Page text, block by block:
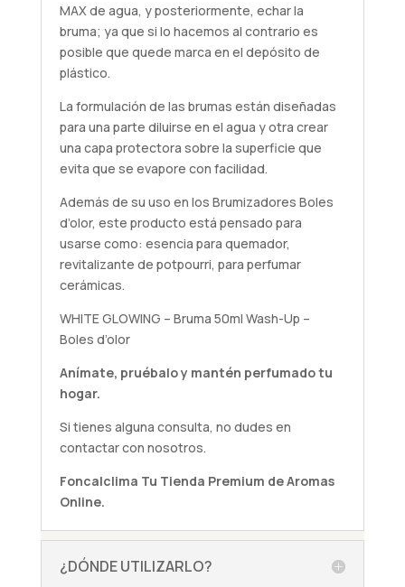
MAX de agua, y posteriormente, echar la
bruma; ya que si lo hacemos al contrario es
posible que quede marca en el depósito de
plástico.
La formulación de las brumas están diseñadas
para una parte diluirse en el agua y otra crear
una capa protectora sobre la superficie que
evita que se evapore con facilidad.
Además de su uso en los Brumizadores Boles
d’olor, este producto está pensado para
usarse como: esencia para quemador,
revitalizante de potpourri, para perfumar
cerámicas.
WHITE GLOWING – Bruma 50ml Wash-Up –
Boles d’olor
Anímate, pruébaloy mantén perfumado tu
hogar.
Si tienes alguna consulta, no dudes en
contactar con nosotros.
Foncalclima Tu Tienda Premium de Aromas
Online.
¿DÓNDE UTILIZARLO?